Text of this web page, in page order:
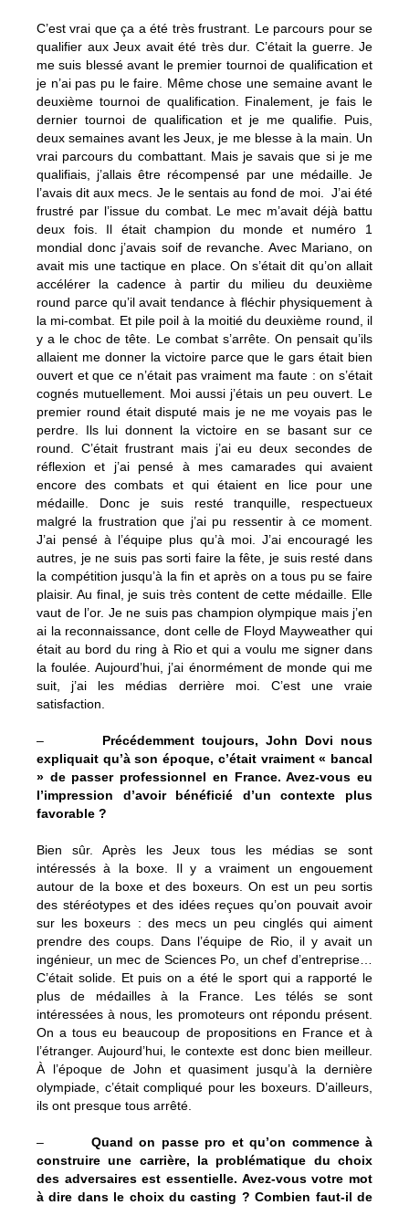
C’est vrai que ça a été très frustrant. Le parcours pour se
qualifier aux Jeux avait été très dur. C’était la guerre. Je
me suis blessé avant le premier tournoi de qualification et
je n’ai pas pu le faire. Même chose une semaine avant le
deuxième tournoi de qualification. Finalement, je fais le
dernier tournoi de qualification et je me qualifie. Puis,
deux semaines avant les Jeux, je me blesse à la main. Un
vrai parcours du combattant. Mais je savais que si je me
qualifiais, j’allais être récompensé par une médaille. Je
l’avais dit aux mecs. Je le sentais au fond de moi. J’ai été
frustré par l’issue du combat. Le mec m’avait déjà battu
deux fois. Il était champion du monde et numéro 1
mondial donc j’avais soif de revanche. Avec Mariano, on
avait mis une tactique en place. On s’était dit qu’on allait
accélérer la cadence à partir du milieu du deuxième
round parce qu’il avait tendance à fléchir physiquement à
la mi-combat. Et pile poil à la moitié du deuxième round, il
y a le choc de tête. Le combat s’arrête. On pensait qu’ils
allaient me donner la victoire parce que le gars était bien
ouvert et que ce n’était pas vraiment ma faute : on s’était
cognés mutuellement. Moi aussi j’étais un peu ouvert. Le
premier round était disputé mais je ne me voyais pas le
perdre. Ils lui donnent la victoire en se basant sur ce
round. C’était frustrant mais j’ai eu deux secondes de
réflexion et j’ai pensé à mes camarades qui avaient
encore des combats et qui étaient en lice pour une
médaille. Donc je suis resté tranquille, respectueux
malgré la frustration que j’ai pu ressentir à ce moment.
J’ai pensé à l’équipe plus qu’à moi. J’ai encouragé les
autres, je ne suis pas sorti faire la fête, je suis resté dans
la compétition jusqu’à la fin et après on a tous pu se faire
plaisir. Au final, je suis très content de cette médaille. Elle
vaut de l’or. Je ne suis pas champion olympique mais j’en
ai la reconnaissance, dont celle de Floyd Mayweather qui
était au bord du ring à Rio et qui a voulu me signer dans
la foulée. Aujourd’hui, j’ai énormément de monde qui me
suit, j’ai les médias derrière moi. C’est une vraie
satisfaction.
– Précédemment toujours, John Dovi nous
expliquait qu’à son époque, c’était vraiment « bancal
» de passer professionnel en France. Avez-vous eu
l’impression d’avoir bénéficié d’un contexte plus
favorable ?
Bien sûr. Après les Jeux tous les médias se sont
intéressés à la boxe. Il y a vraiment un engouement
autour de la boxe et des boxeurs. On est un peu sortis
des stéréotypes et des idées reçues qu’on pouvait avoir
sur les boxeurs : des mecs un peu cinglés qui aiment
prendre des coups. Dans l’équipe de Rio, il y avait un
ingénieur, un mec de Sciences Po, un chef d’entreprise…
C’était solide. Et puis on a été le sport qui a rapporté le
plus de médailles à la France. Les télés se sont
intéressées à nous, les promoteurs ont répondu présent.
On a tous eu beaucoup de propositions en France et à
l’étranger. Aujourd’hui, le contexte est donc bien meilleur.
À l’époque de John et quasiment jusqu’à la dernière
olympiade, c’était compliqué pour les boxeurs. D’ailleurs,
ils ont presque tous arrêté.
– Quand on passe pro et qu’on commence à
construire une carrière, la problématique du choix
des adversaires est essentielle. Avez-vous votre mot
à dire dans le choix du casting ? Combien faut-il de